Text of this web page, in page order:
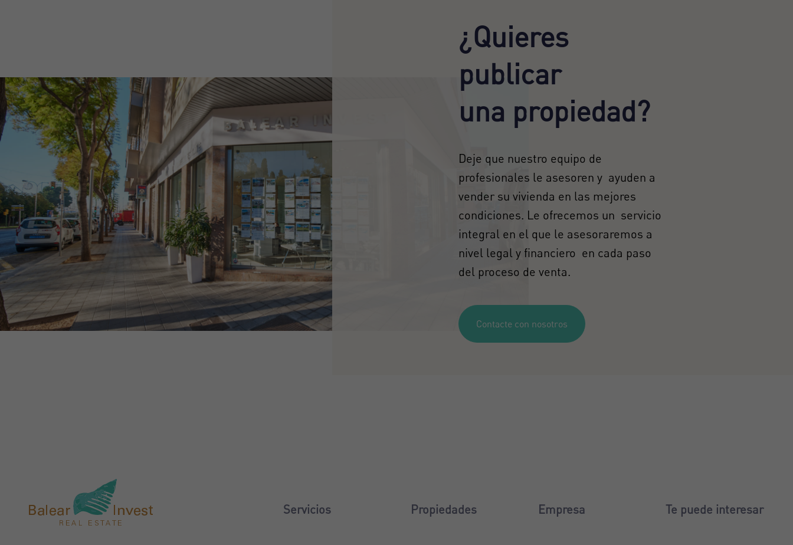
¿Quieres
publicar
una propiedad?
Deje que nuestro equipo de
profesionales le asesoren y ayuden a
vender su vivienda en las mejores
condiciones. Le ofrecemos un servicio
integral en el que le asesoraremos a
nivel legal y financiero en cada paso
del proceso de venta.
Contacte con nosotros
Servicios Propiedades Empresa Te puede interesar